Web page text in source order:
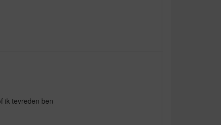
ik tevreden ben